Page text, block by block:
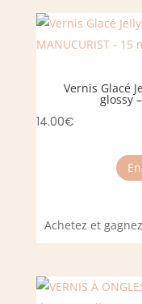
Vernis Glacé
glossy
14.00€
Achetez et